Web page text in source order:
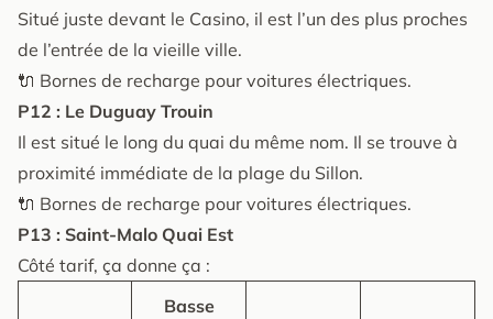
Situé juste devant le Casino, il est l’un des plus proches
de l’entrée de la vieille ville.
🔌 Bornes de recharge pour voitures électriques.
P12 : Le Duguay Trouin
Il est situé le long du quai du même nom. Il se trouve à
proximité immédiate de la plage du Sillon.
🔌 Bornes de recharge pour voitures électriques.
P13 : Saint-Malo Quai Est
Côté tarif, ça donne ça :
Basse